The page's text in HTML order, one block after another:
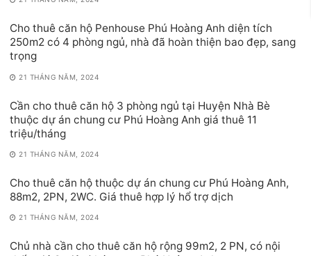
Cho thuê căn hộ Penhouse Phú Hoàng Anh diện tích
250m2 có 4 phòng ngủ, nhà đã hoàn thiện bao đẹp, sang
trọng
21 THÁNG NĂM, 2024
Cần cho thuê căn hộ 3 phòng ngủ tại Huyện Nhà Bè
thuộc dự án chung cư Phú Hoàng Anh giá thuê 11
triệu/tháng
21 THÁNG NĂM, 2024
Cho thuê căn hộ thuộc dự án chung cư Phú Hoàng Anh,
88m2, 2PN, 2WC. Giá thuê hợp lý hổ trợ dịch
21 THÁNG NĂM, 2024
Chủ nhà cần cho thuê căn hộ rộng 99m2, 2 PN, có nội